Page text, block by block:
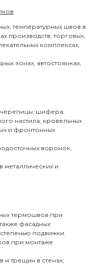
температурных швов в
производств, торговых,
комплексах,
зонах, автостоянках,
черепицы, шифера,
настила, кровельных
и фронтонных
воронок,
металлических и
термошвов при
фасадных
подвижки.
при монтаже
трещин в стенах,